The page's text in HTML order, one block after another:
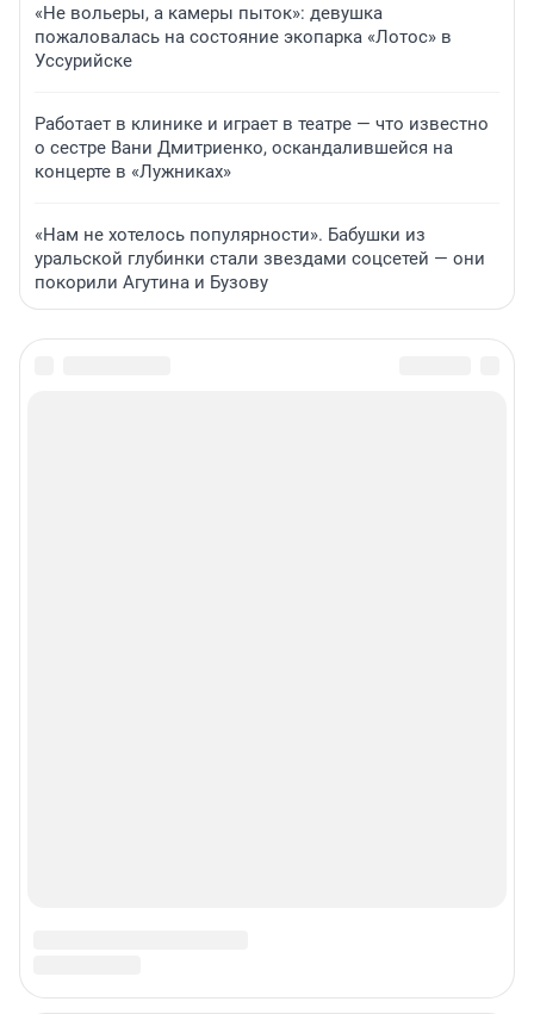
«Не вольеры, а камеры пыток»: девушка
пожаловалась на состояние экопарка «Лотос» в
Уссурийске
Работает в клинике и играет в театре — что известно
о сестре Вани Дмитриенко, оскандалившейся на
концерте в «Лужниках»
«Нам не хотелось популярности». Бабушки из
уральской глубинки стали звездами соцсетей — они
покорили Агутина и Бузову